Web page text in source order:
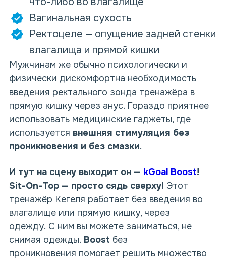
Вагинальная сухость
Ректоцеле — опущение задней стенки
влагалища и прямой кишки
Мужчинам же обычно психологически и
физически дискомфортна необходимость
введения ректального зонда тренажёра в
прямую кишку через анус. Гораздо приятнее
использовать медицинские гаджеты, где
используется внешняя стимуляция без
проникновения и без смазки.
И тут на сцену выходит он — kGoal Boost!
Sit-On-Top — просто сядь сверху! Этот
тренажёр Кегеля работает без введения во
влагалище или прямую кишку, через
одежду. С ним вы можете заниматься, не
снимая одежды. Boost без
проникновения помогает решить множество